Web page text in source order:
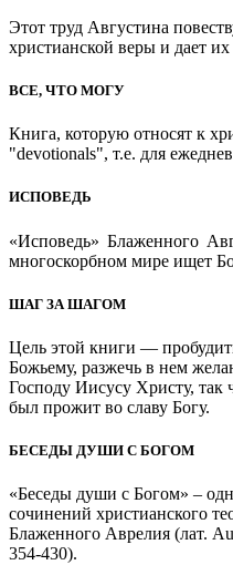
Этот труд Августина
христианской веры и дает
ВСЕ, ЧТО МОГУ
Книга, которую относят к
"devotionals", т.е. для
ИСПОВЕДЬ
«Исповедь» Блаженного
многоскорбном мире ищет
ШАГ ЗА ШАГОМ
Цель этой книги —
Божьему, разжечь в нем
Господу Иисусу Христу,
был прожит во славу Богу.
БЕСЕДЫ ДУШИ С БОГОМ
«Беседы души с Богом» –
сочинений христианского
Блаженного Аврелия (лат.
354-430).